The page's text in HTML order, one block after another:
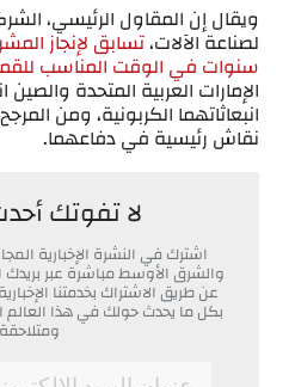
ويقال إن المقاول الرئيسي،
لصناعة الآلات،تسابق لإنجاز
سنوات في الوقت المناسب
الإمارات العربية المتحدة
انبعاثاتهما الكربونية، ومن
نقاش رئيسية في دفاعهما.
لا تفوتك
اشترك في النشرة الإخبارية
والشرق الأوسط مباشرة عبر
عن طريق الاشتراك بخدمتنا
بكل ما يحدث حولك في هذا